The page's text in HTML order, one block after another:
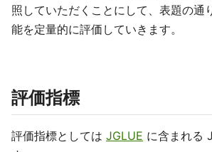
照していただくことにして、表題の通
能を定量的に評価していきます。
評価指標
評価指標としては JGLUE に含まれる